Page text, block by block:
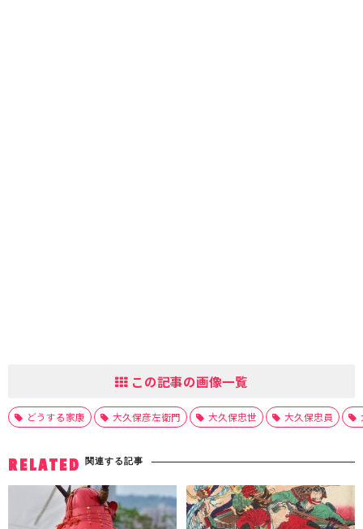
この記事の画像一覧
どうする家康 大久保彦左衛門 大久保忠世 大久保忠員
RELATED 関連する記事